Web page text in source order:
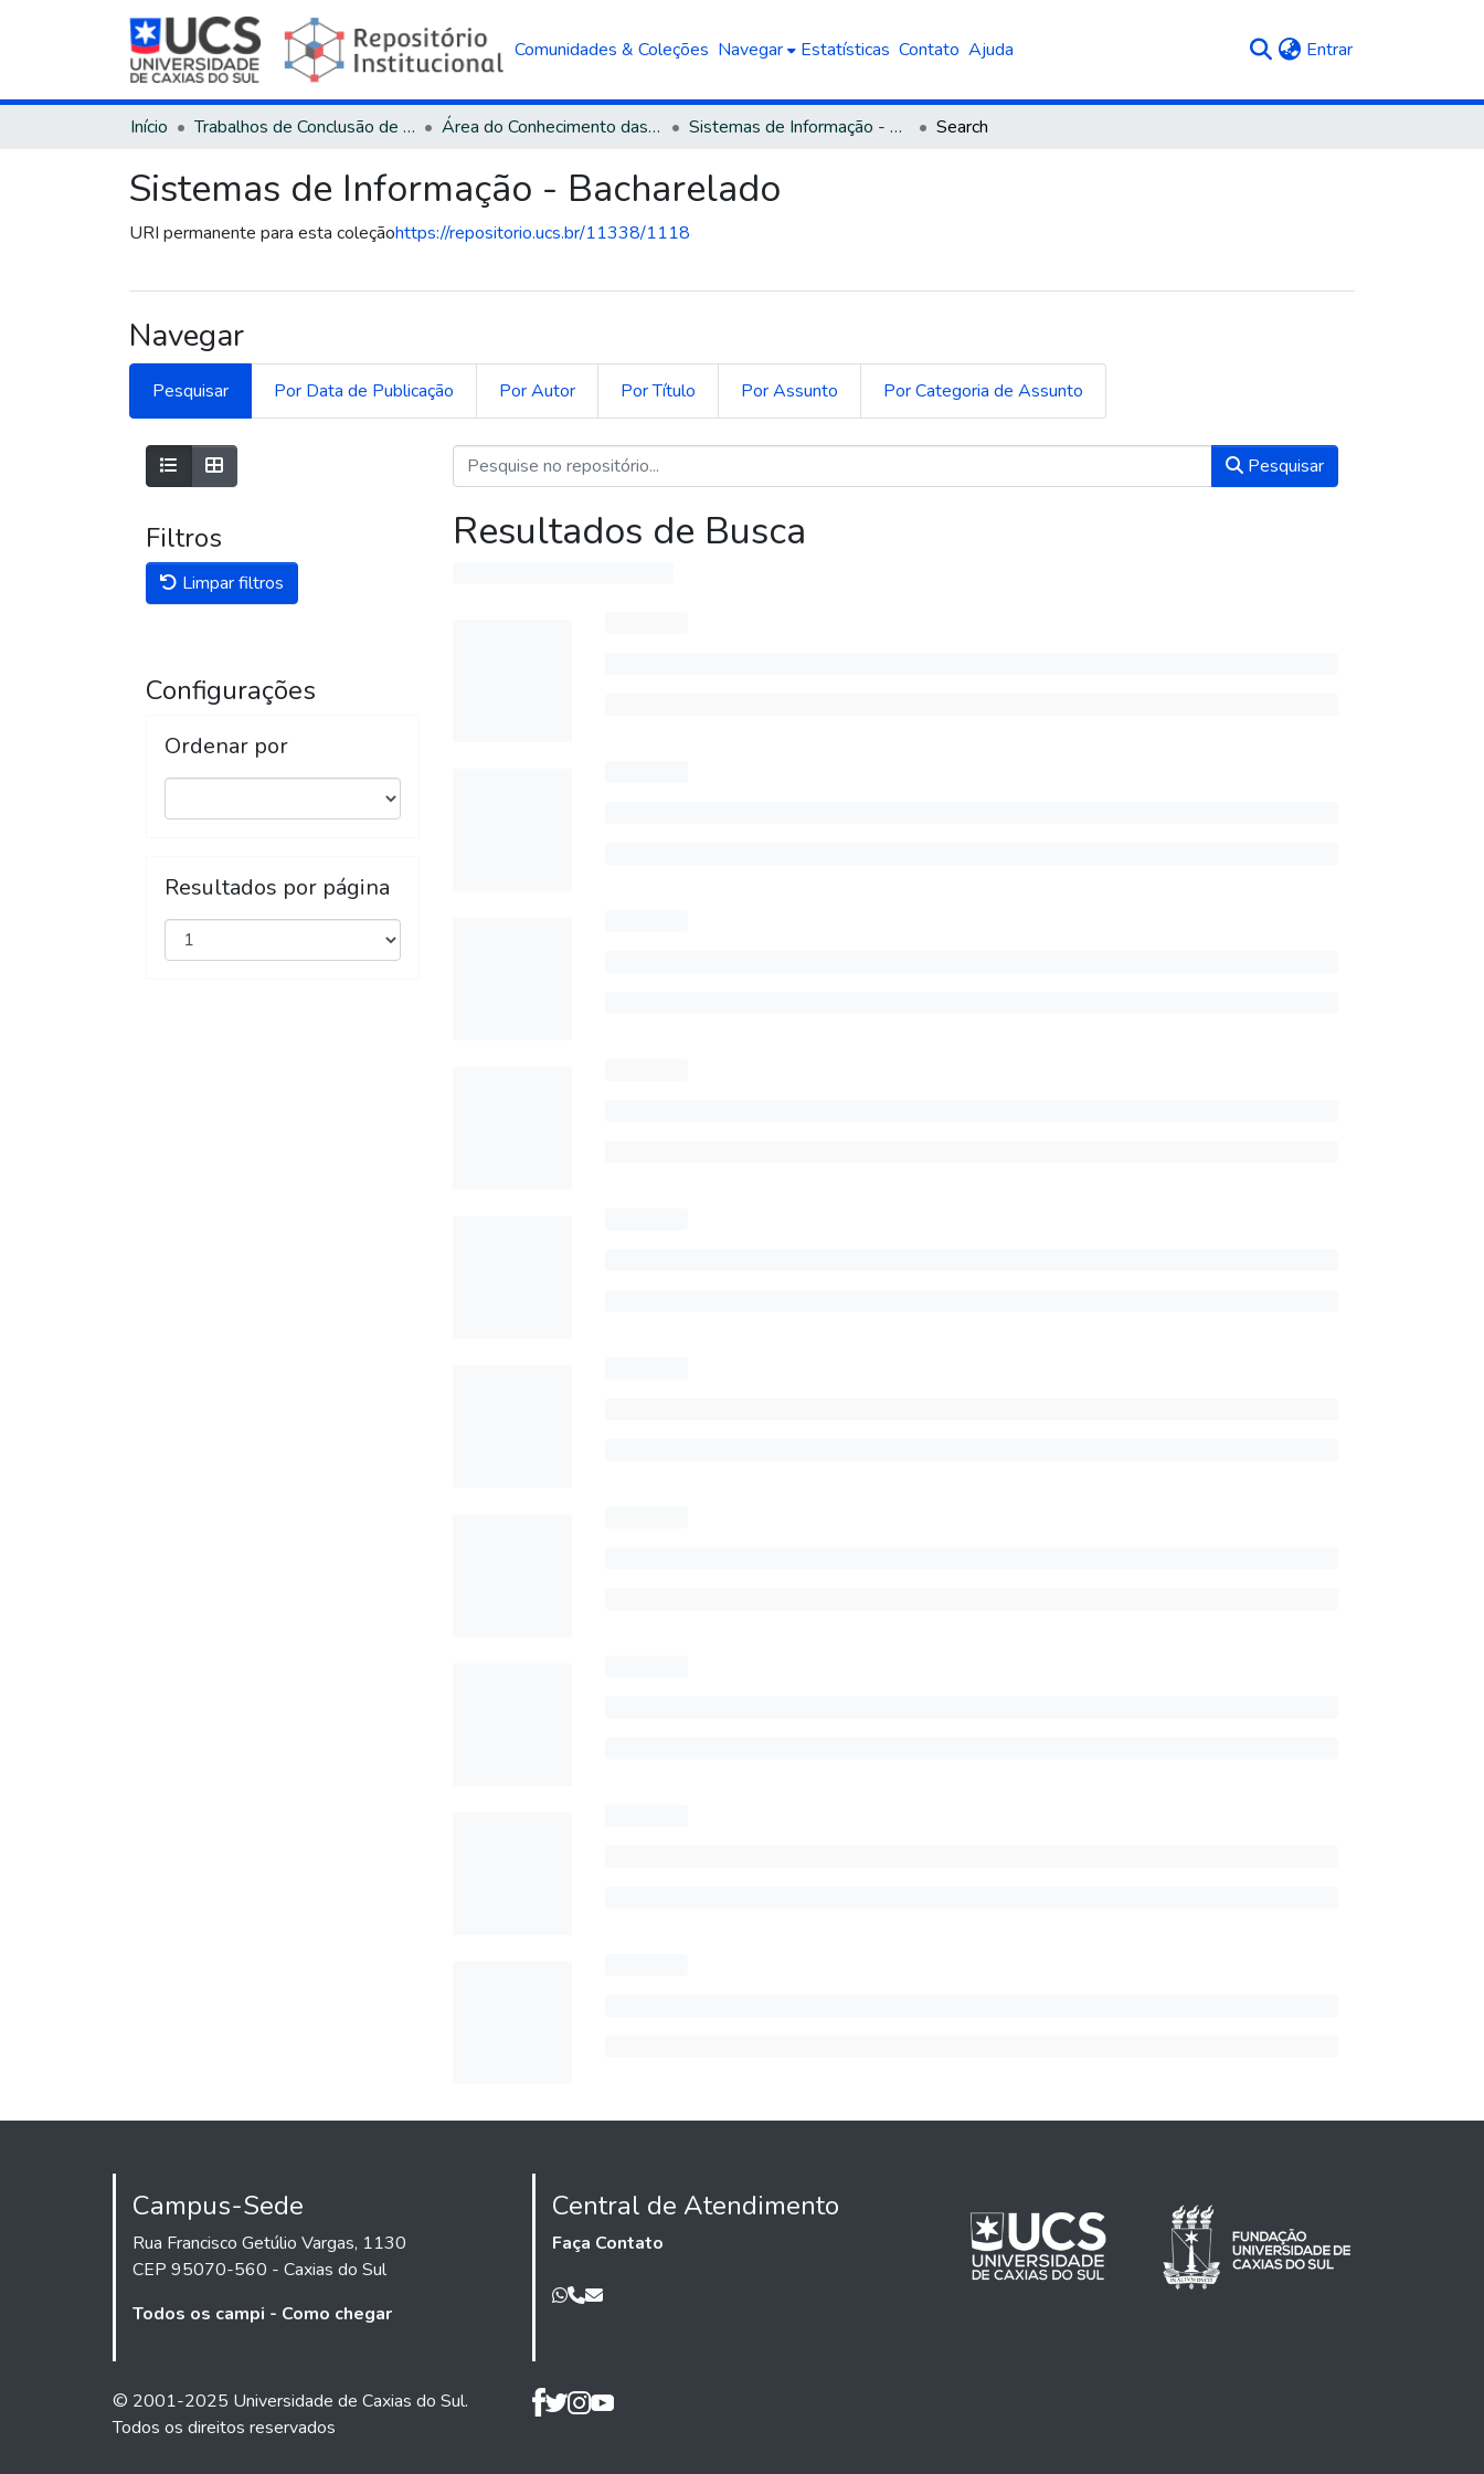
Comunidades & Coleções Navegar Estatísticas Contato Ajuda Entrar(current)
Início Trabalhos de Conclusão de Curso Área do Conhecimento das Ciências Exatas e da Terra Sistemas de Informação - Bacharelado Search
Sistemas de Informação - Bacharelado
URI permanente para esta coleçãohttps://repositorio.ucs.br/11338/1118
Navegar
Pesquisar Por Data de Publicação Por Autor Por Título Por Assunto Por Categoria de Assunto
Filtros
Limpar filtros
Configurações
Ordenar por
Resultados por página
Pesquisar
Resultados de Busca
Campus-Sede
Rua Francisco Getúlio Vargas, 1130
CEP 95070-560 - Caxias do Sul
Todos os campi - Como chegar
Central de Atendimento
Faça Contato
© 2001-2025 Universidade de Caxias do Sul.
Todos os direitos reservados